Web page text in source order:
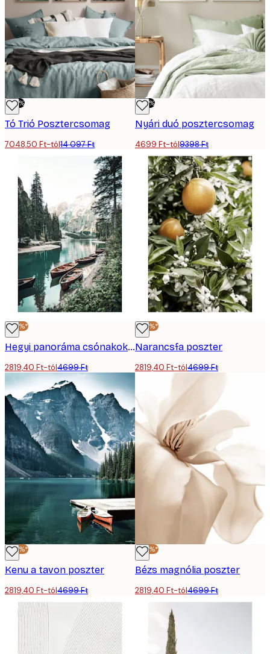
-50%
Tó Trió Posztercsomag
7048,50 Ft-tól14 097 Ft
-50%
Nyári duó posztercsomag
4699 Ft-tól9398 Ft
-40%*
Hegyi panoráma csónakokkal poszter
2819,40 Ft-tól4699 Ft
-40%*
Narancsfa poszter
2819,40 Ft-tól4699 Ft
-40%*
Kenu a tavon poszter
2819,40 Ft-tól4699 Ft
-40%*
Bézs magnólia poszter
2819,40 Ft-tól4699 Ft